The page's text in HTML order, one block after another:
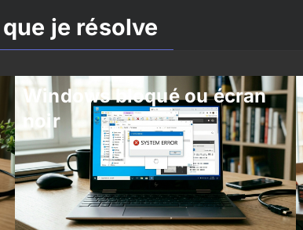
je résolve
Windows bloqué ou écran
noir